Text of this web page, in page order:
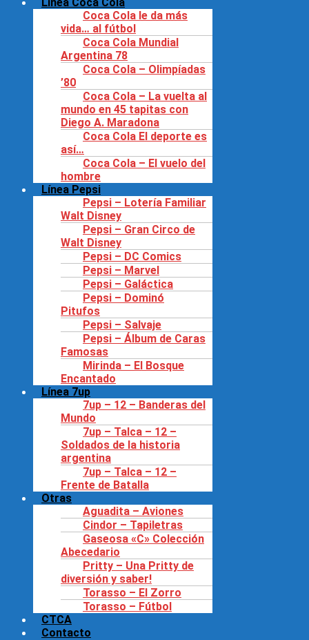
Coca Cola le da más
vida… al fútbol
Coca Cola Mundial
Argentina 78
Coca Cola – Olimpíadas
’80
Coca Cola – La vuelta al
mundo en 45 tapitas con
Diego A. Maradona
Coca Cola El deporte es
así…
Coca Cola – El vuelo del
hombre
Línea Pepsi
Pepsi – Lotería Familiar
Walt Disney
Pepsi – Gran Circo de
Walt Disney
Pepsi – DC Comics
Pepsi – Marvel
Pepsi – Galáctica
Pepsi – Dominó
Pitufos
Pepsi – Salvaje
Pepsi – Álbum de Caras
Famosas
Mirinda – El Bosque
Encantado
Línea 7up
7up – 12 – Banderas del
Mundo
7up – Talca – 12 –
Soldados de la historia
argentina
7up – Talca – 12 –
Frente de Batalla
Otras
Aguadita – Aviones
Cindor – Tapiletras
Gaseosa «C» Colección
Abecedario
Pritty – Una Pritty de
diversión y saber!
Torasso – El Zorro
Torasso – Fútbol
CTCA
Contacto